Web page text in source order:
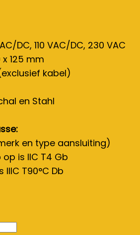
DC, 110 VAC/DC, 230 VAC
x 125 mm
kabel)
en Stahl
en type aansluiting)
op is IIC T4 Gb
IIIC T90°C Db